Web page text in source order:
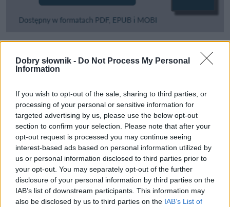
Dobry słownik - Do Not Process My Personal
Information
If you wish to opt-out of the sale, sharing to third parties, or
processing of your personal or sensitive information for
targeted advertising by us, please use the below opt-out
section to confirm your selection. Please note that after your
opt-out request is processed you may continue seeing
interest-based ads based on personal information utilized by
us or personal information disclosed to third parties prior to
your opt-out. You may separately opt-out of the further
disclosure of your personal information by third parties on the
IAB’s list of downstream participants. This information may
also be disclosed by us to third parties on the IAB’s List of
Pozostały wątpliwości? Brakuje czegoś w haśle?
Zobacz, co zyskują abonenci Dobrego słownika.
SPRAWDŹ
Często sprawdzane
Szyk:Trójca ŚwiętaczyŚwięta Trójca
Co to chrupie przy śniadaniu
Jak poprawnie postępować z biletami